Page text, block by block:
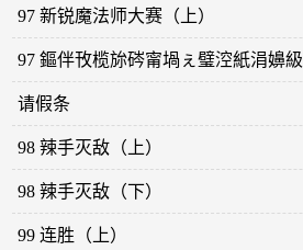
97 新锐魔法师大赛（上）
97 鏂伴攼榄旀硶甯堝ぇ璧涳紙涓嬶級
请假条
98 辣手灭敌（上）
98 辣手灭敌（下）
99 连胜（上）